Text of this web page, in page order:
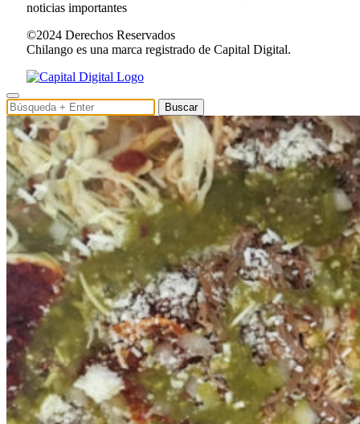
noticias importantes
©2024 Derechos Reservados
Chilango es una marca registrado de Capital Digital.
Buscar